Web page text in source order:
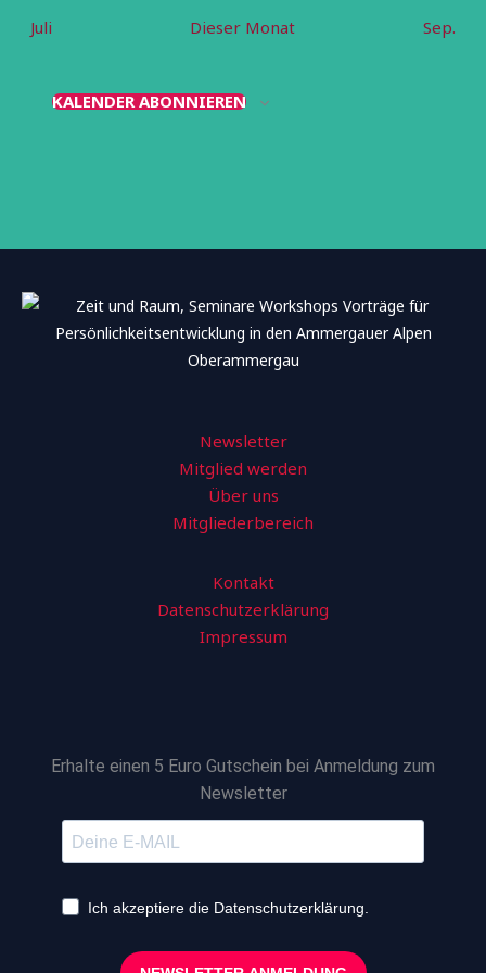
Juli Dieser Monat Sep.
KALENDER ABONNIEREN
Newsletter
Mitglied werden
Über uns
Mitgliederbereich
Kontakt
Datenschutzerklärung
Impressum
Erhalte einen 5 Euro Gutschein bei Anmeldung zum
Newsletter
Ich akzeptiere die Datenschutzerklärung.